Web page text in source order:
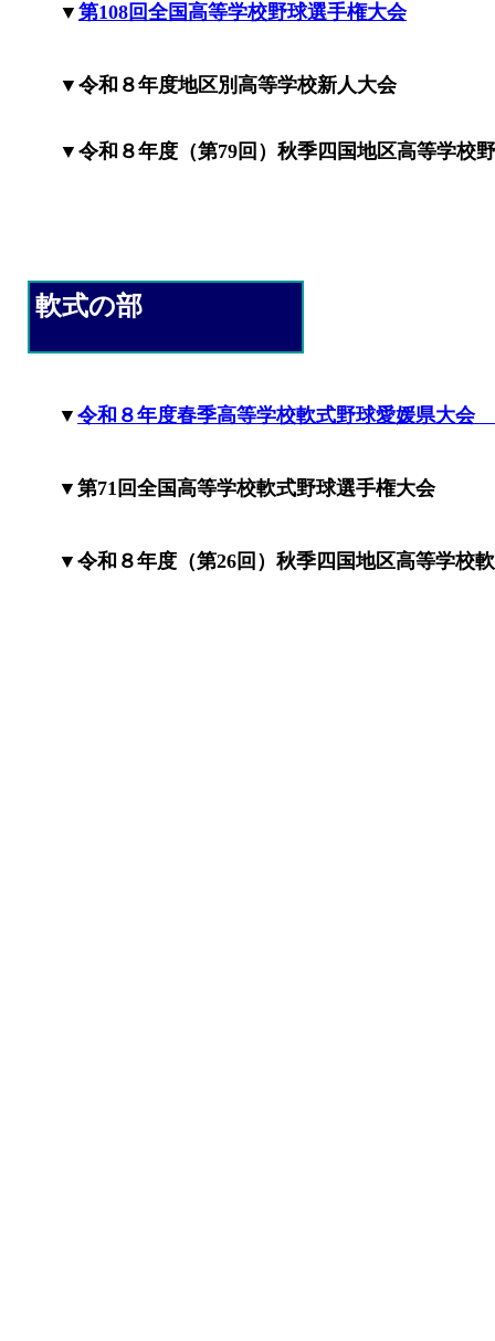
軟式の部
▼ 令和８年度春季高等学校軟式野球愛媛県大会
▼第71回全国高等学校軟式野球選手権大会
▼令和８年度（第26回）秋季四国地区高等学校
▼ 第108回全国高等学校野球選手権大会
▼令和８年度地区別高等学校新人大会
▼ 令和８年度（第79回）秋季四国地区高等学校